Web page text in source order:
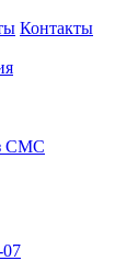
Контакты
СМС
07